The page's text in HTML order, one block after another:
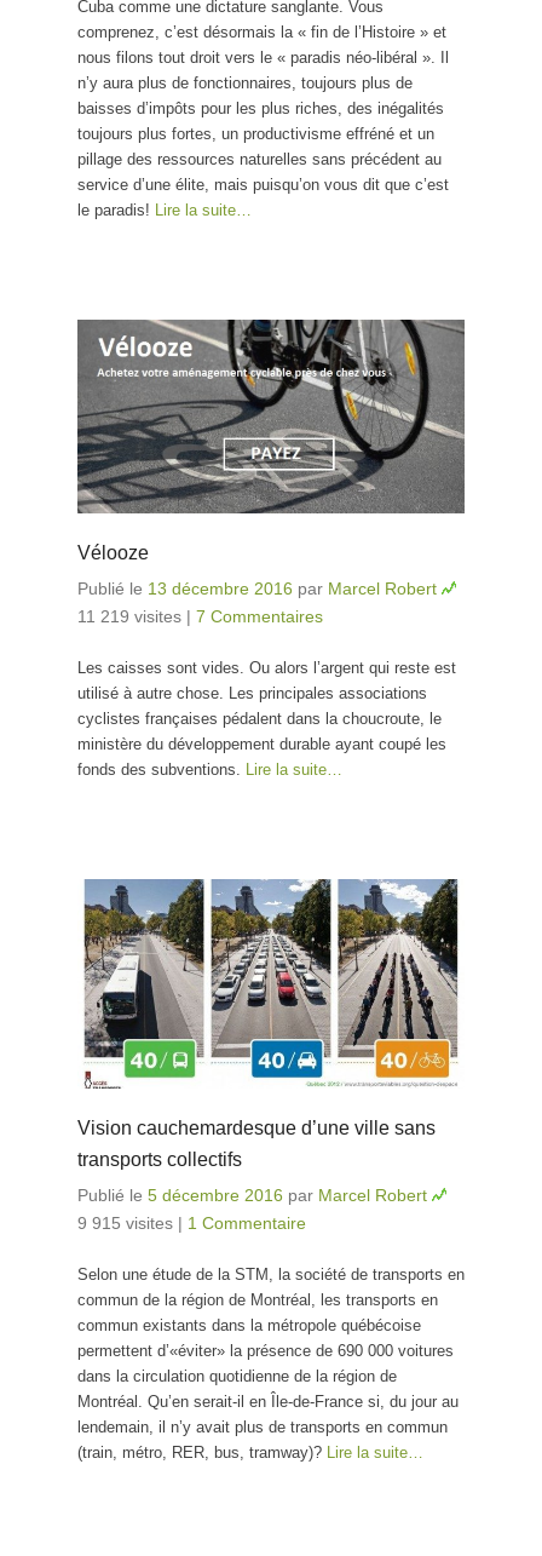
Cuba comme une dictature sanglante. Vous
comprenez, c’est désormais la « fin de l’Histoire » et
nous filons tout droit vers le « paradis néo-libéral ». Il
n’y aura plus de fonctionnaires, toujours plus de
baisses d’impôts pour les plus riches, des inégalités
toujours plus fortes, un productivisme effréné et un
pillage des ressources naturelles sans précédent au
service d’une élite, mais puisqu’on vous dit que c’est
le paradis!
Lire la suite…
Vélooze
Publié le 13 décembre 2016 par Marcel Robert
11 219 visites | 7 Commentaires
Les caisses sont vides. Ou alors l’argent qui reste est
utilisé à autre chose. Les principales associations
cyclistes françaises pédalent dans la choucroute, le
ministère du développement durable ayant coupé les
fonds des subventions.
Lire la suite…
Vision cauchemardesque d’une ville sans
transports collectifs
Publié le 5 décembre 2016 par Marcel Robert
9 915 visites | 1 Commentaire
Selon une étude de la STM, la société de transports en
commun de la région de Montréal, les transports en
commun existants dans la métropole québécoise
permettent d’«éviter» la présence de 690 000 voitures
dans la circulation quotidienne de la région de
Montréal. Qu’en serait-il en Île-de-France si, du jour au
lendemain, il n’y avait plus de transports en commun
(train, métro, RER, bus, tramway)? Lire la suite…